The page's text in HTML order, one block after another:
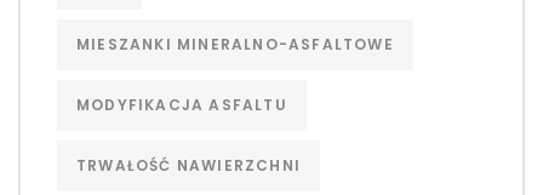
MIESZANKI MINERALNO-ASFALTOWE
MODYFIKACJA ASFALTU
TRWAŁOŚĆ NAWIERZCHNI